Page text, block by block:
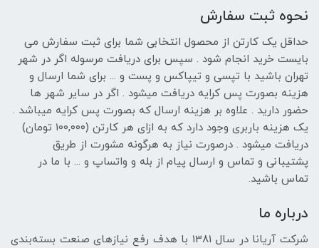
نحوه ثبت سفارش
حداقل یک کارتن از محصول انتخابی شما برای ثبت سفارش می
بایست خرید انجام شود . سپس برای دریافت مرسوله اگر در شهر
تهران باشید با تپسی و تیپاکس و پست و ... برای شما ارسال و
هزینه بصورت پس کرایه دریافت میشود . اگر در سایر شهر ها
حضور دارید . علاوه بر هزینه ارسال که بصورت پس کرایه میباشد .
یک هزینه باربری وجود دارد که به ازای هر کارتن (100,۰۰۰ تومان)
دریافت میشود . درصورت نیاز به هرگونه مشورت از طریق
پشتیبانی و تماس و ارسال پیام از بله و واتساپ و ... با ما در
تماس باشید.
درباره ما
شرکت آریانا در سال 1381 با هدف رفع نیازهای صنعت بسته‌بندی